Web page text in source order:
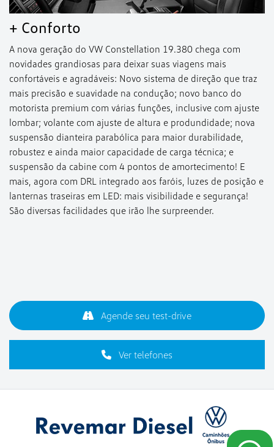
+ Conforto
A nova geração do VW Constellation 19.380 chega com
novidades grandiosas para deixar suas viagens mais
confortáveis e agradáveis: Novo sistema de direção que traz
mais precisão e suavidade na condução; novo banco do
motorista premium com várias funções, inclusive com ajuste
lombar; volante com ajuste de altura e produndidade; nova
suspensão dianteira parabólica para maior durabilidade,
robustez e ainda maior capacidade de carga técnica; e
suspensão da cabine com 4 pontos de amortecimento! E
mais, agora com DRL integrado aos faróis, luzes de posição e
lanternas traseiras em LED: mais visibilidade e segurança!
São diversas facilidades que irão lhe surpreender.
Ver telefones
Agende seu test-drive